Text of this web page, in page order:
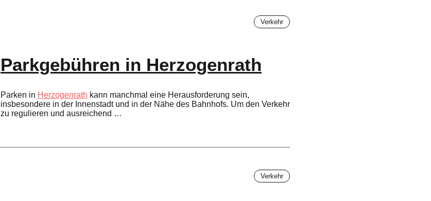
Verkehr
Parkgebühren in Herzogenrath
Parken in Herzogenrath kann manchmal eine Herausforderung sein,
insbesondere in der Innenstadt und in der Nähe des Bahnhofs. Um den Verkehr
zu regulieren und ausreichend …
Verkehr